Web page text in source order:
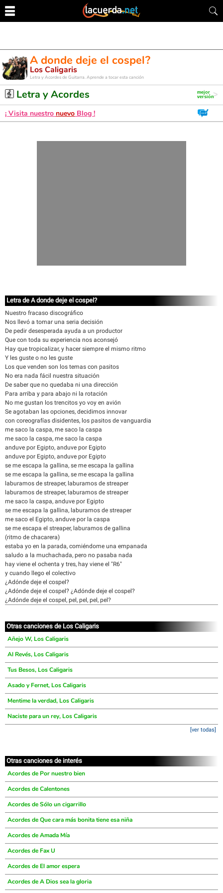
A donde deje el cospel?
Los Caligaris
Letra y Acordes de Guitarra. Aprende a tocar esta canción
Letra y Acordes
¡ Visita nuestro nuevo Blog !
Letra de A donde deje el cospel?
Nuestro fracaso discográfico
Nos llevó a tomar una seria decisión
De pedir desesperada ayuda a un productor
Que con toda su experiencia nos aconsejó
Hay que tropicalizar, y hacer siempre el mismo ritmo
Y les guste o no les guste
Los que venden son los temas con pasitos
No era nada fácil nuestra situación
De saber que no quedaba ni una dirección
Para arriba y para abajo ni la rotación
No me gustan los trencitos yo voy en avión
Se agotaban las opciones, decidimos innovar
con coreografías disidentes, los pasitos de vanguardia
me saco la caspa, me saco la caspa
me saco la caspa, me saco la caspa
anduve por Egipto, anduve por Egipto
anduve por Egipto, anduve por Egipto
se me escapa la gallina, se me escapa la gallina
se me escapa la gallina, se me escapa la gallina
laburamos de streaper, laburamos de streaper
laburamos de streaper, laburamos de streaper
me saco la caspa, anduve por Egipto
se me escapa la gallina, laburamos de streaper
me saco el Egipto, anduve por la caspa
se me escapa el streaper, laburamos de gallina
(ritmo de chacarera)
estaba yo en la parada, comiéndome una empanada
saludo a la muchachada, pero no pasaba nada
hay viene el ochenta y tres, hay viene el "R6"
y cuando llego el colectivo
¿Adónde deje el cospel?
¿Adónde deje el cospel? ¿Adónde deje el cospel?
¿Adónde deje el cospel, pel, pel, pel, pel?
Otras canciones de Los Caligaris
Añejo W, Los Caligaris
Al Revés, Los Caligaris
Tus Besos, Los Caligaris
Asado y Fernet, Los Caligaris
Mentime la verdad, Los Caligaris
Naciste para un rey, Los Caligaris
[ver todas]
Otras canciones de interés
Acordes de Por nuestro bien
Acordes de Calentones
Acordes de Sólo un cigarrillo
Acordes de Que cara más bonita tiene esa niña
Acordes de Amada Mía
Acordes de Fax U
Acordes de El amor espera
Acordes de A Dios sea la gloria